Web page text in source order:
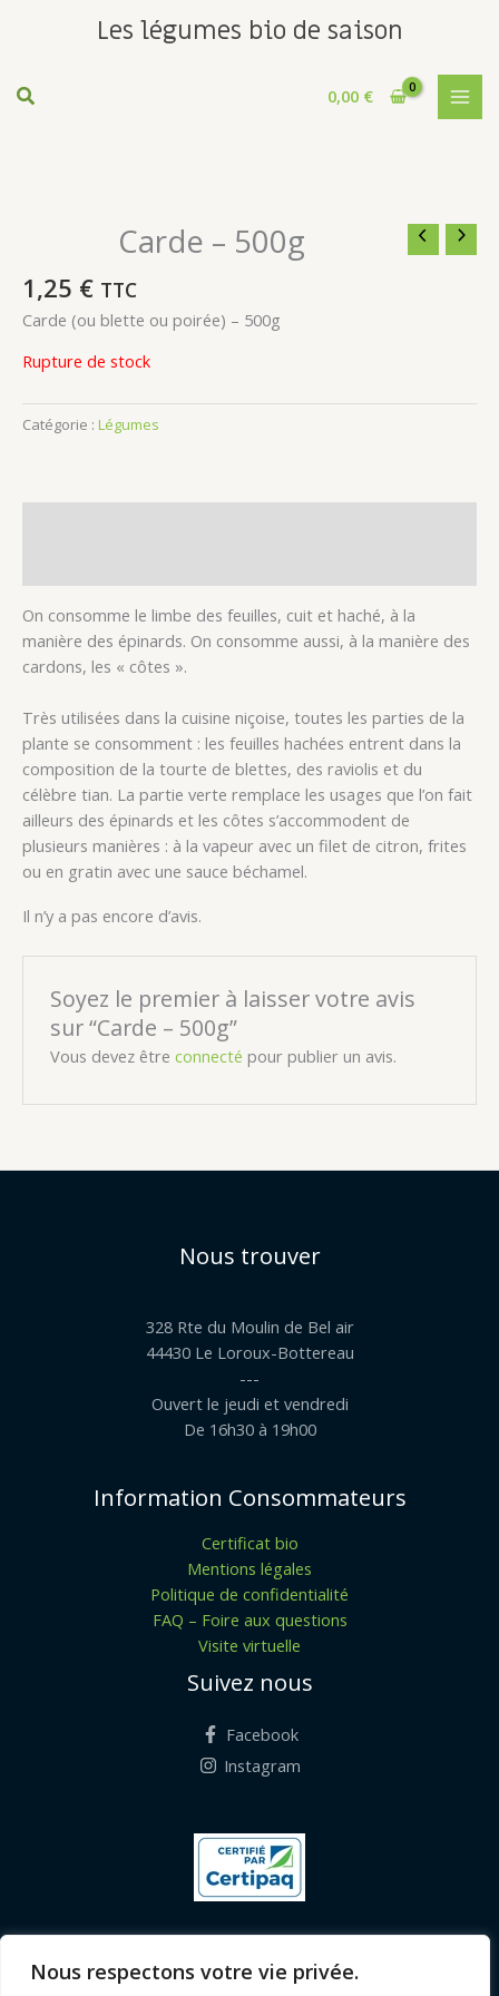
Nous respectons votre vie privée.
Les légumes bio de saison
0,00 €
Carde – 500g
1,25 € TTC
Carde (ou blette ou poirée) – 500g
Rupture de stock
Catégorie : Légumes
On consomme le limbe des feuilles, cuit et haché, à la
manière des épinards. On consomme aussi, à la manière des
cardons, les « côtes ».
Très utilisées dans la cuisine niçoise, toutes les parties de la
plante se consomment : les feuilles hachées entrent dans la
composition de la tourte de blettes, des raviolis et du
célèbre tian. La partie verte remplace les usages que l’on fait
ailleurs des épinards et les côtes s’accommodent de
plusieurs manières : à la vapeur avec un filet de citron, frites
ou en gratin avec une sauce béchamel.
Il n’y a pas encore d’avis.
Soyez le premier à laisser votre avis
sur “Carde – 500g”
Vous devez êtreconnecté pour publier un avis.
Nous trouver
328 Rte du Moulin de Bel air
44430 Le Loroux-Bottereau
---
Ouvert le jeudi et vendredi
De 16h30 à 19h00
Information Consommateurs
Certificat bio
Mentions légales
Politique de confidentialité
FAQ – Foire aux questions
Visite virtuelle
Suivez nous
Facebook
Instagram
Congés d'été : Notre boutique sera fermée les 6,7,13 et 14 août